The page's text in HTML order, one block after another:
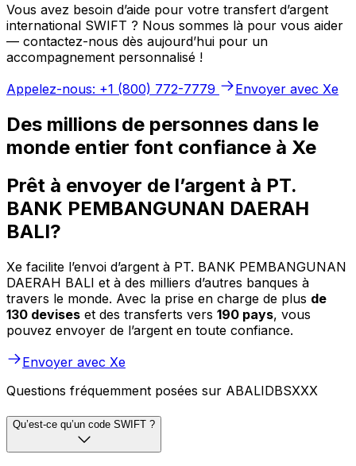
Vous avez besoin d’aide pour votre transfert d’argent
international SWIFT ? Nous sommes là pour vous aider
— contactez-nous dès aujourd’hui pour un
accompagnement personnalisé !
Appelez-nous: +1 (800) 772-7779
Envoyer avec Xe
Des millions de personnes dans le
monde entier font confiance à Xe
Prêt à envoyer de l’argent à PT.
BANK PEMBANGUNAN DAERAH
BALI?
Xe facilite l’envoi d’argent à PT. BANK PEMBANGUNAN
DAERAH BALI et à des milliers d’autres banques à
travers le monde. Avec la prise en charge de plus de
130 devises et des transferts vers 190 pays, vous
pouvez envoyer de l’argent en toute confiance.
Envoyer avec Xe
Questions fréquemment posées sur ABALIDBSXXX
Qu’est-ce qu’un code SWIFT ?